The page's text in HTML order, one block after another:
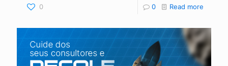
0 0 Read more